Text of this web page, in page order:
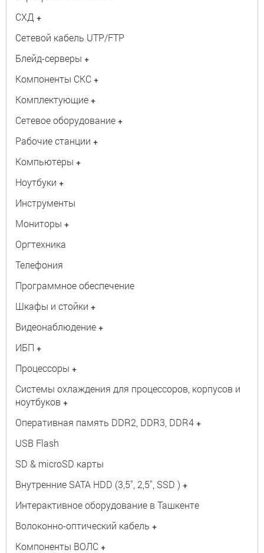
СХД +
Сетевой кабель UTP/FTP
Блейд-серверы +
Компоненты СКС +
Комплектующие +
Сетевое оборудование +
Рабочие станции +
Компьютеры +
Ноутбуки +
Инструменты
Мониторы +
Оргтехника
Телефония
Программное обеспечение
Шкафы и стойки +
Видеонаблюдение +
ИБП +
Процессоры +
Системы охлаждения для процессоров, корпусов и
ноутбуков +
Оперативная память DDR2, DDR3, DDR4 +
USB Flash
SD & microSD карты
Внутренние SATA HDD (3,5", 2,5", SSD ) +
Интерактивное оборудование в Ташкенте
Волоконно-оптический кабель +
Компоненты ВОЛС +